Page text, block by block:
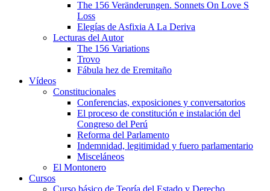
The 156 Veränderungen. Sonnets On Love S
Loss
Elegías de Asfixia A La Deriva
Lecturas del Autor
The 156 Variations
Trovo
Fábula hez de Eremitaño
Vídeos
Constitucionales
Conferencias, exposiciones y conversatorios
El proceso de constitución e instalación del
Congreso del Perú
Reforma del Parlamento
Indemnidad, legitimidad y fuero parlamentario
Misceláneos
El Montonero
Cursos
Curso básico de Teoría del Estado y Derecho